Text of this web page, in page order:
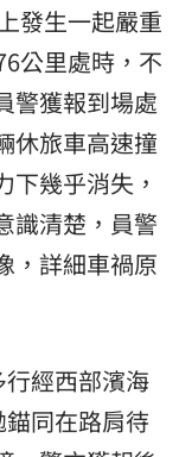
發生一起嚴重
公里處時，不
警獲報到場處
休旅車高速撞
幾乎消失，
識清楚，員警
，詳細車禍原
經西部濱海
同在路肩待